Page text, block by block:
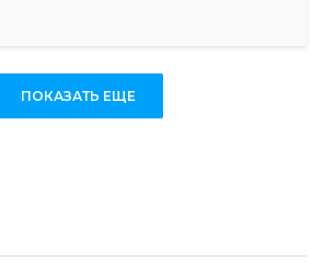
ПОКАЗАТЬ ЕЩЕ